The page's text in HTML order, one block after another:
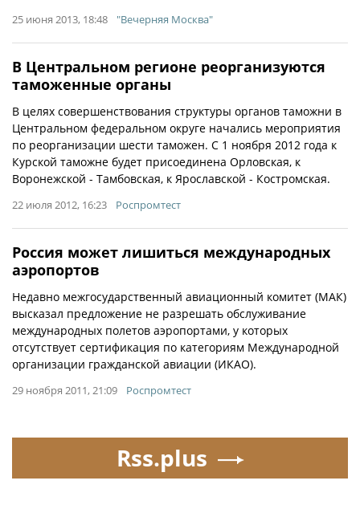
25 июня 2013, 18:48 "Вечерняя Москва"
В Центральном регионе реорганизуются
таможенные органы
В целях совершенствования структуры органов таможни в
Центральном федеральном округе начались мероприятия
по реорганизации шести таможен. С 1 ноября 2012 года к
Курской таможне будет присоединена Орловская, к
Воронежской - Тамбовская, к Ярославской - Костромская.
22 июля 2012, 16:23 Роспромтест
Россия может лишиться международных
аэропортов
Недавно межгосударственный авиационный комитет (МАК)
высказал предложение не разрешать обслуживание
международных полетов аэропортами, у которых
отсутствует сертификация по категориям Международной
организации гражданской авиации (ИКАО).
29 ноября 2011, 21:09 Роспромтест
Rss.plus